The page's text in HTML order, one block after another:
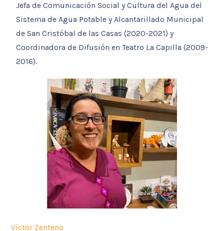
Jefa de Comunicación Social y Cultura del Agua del
Sistema de Agua Potable y Alcantarillado Municipal
de San Cristóbal de las Casas (2020-2021) y
Coordinadora de Difusión en Teatro La Capilla (2009-
2016).
Víctor Zenteno